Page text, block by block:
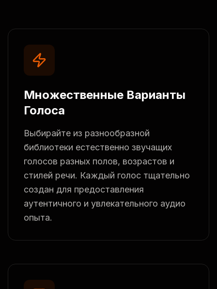
Множественные Варианты
Голоса
Выбирайте из разнообразной
библиотеки естественно звучащих
голосов разных полов, возрастов и
стилей речи. Каждый голос тщательно
создан для предоставления
аутентичного и увлекательного аудио
опыта.